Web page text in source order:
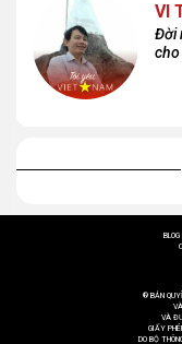
VI
Đời
® BẢN
VÀ
GIẤY
DO BỘ